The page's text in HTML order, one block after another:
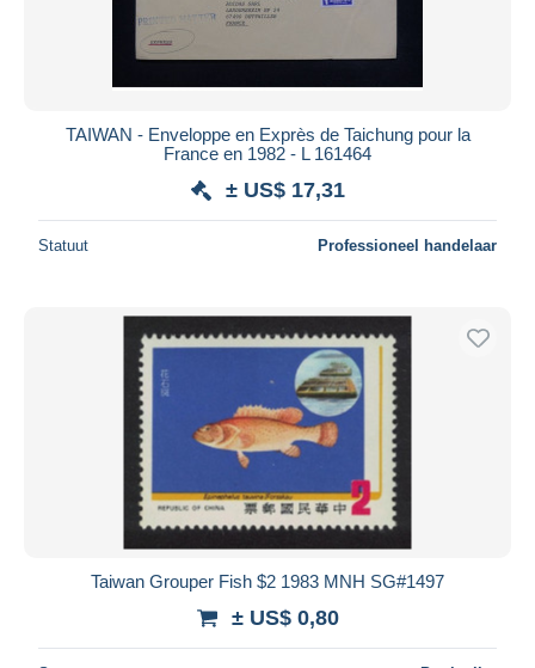
TAIWAN - Enveloppe en Exprès de Taichung pour la
France en 1982 - L 161464
± US$ 17,31
Statuut Professioneel handelaar
Taiwan Grouper Fish $2 1983 MNH SG#1497
± US$ 0,80